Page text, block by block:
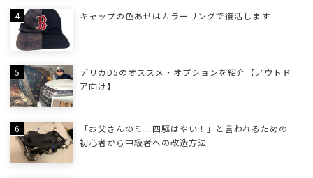
キャップの色あせはカラーリングで復活します
デリカD5のオススメ・オプションを紹介【アウトド
ア向け】
「お父さんのミニ四駆はやい！」と言われるための
初心者から中級者への改造方法